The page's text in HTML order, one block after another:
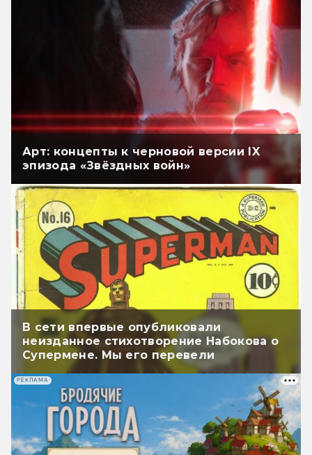
Арт: концепты к черновой версии IX
эпизода «Звёздных войн»
В сети впервые опубликовали
неизданное стихотворение Набокова о
Супермене. Мы его перевели
РЕКЛАМА